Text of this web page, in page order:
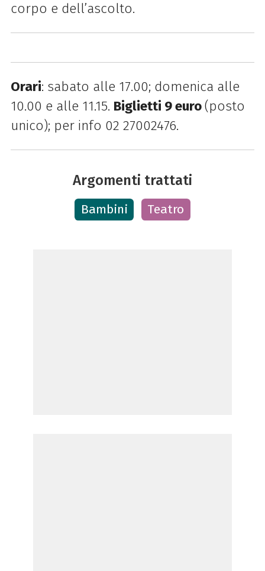
corpo e dell’ascolto.
Orari: sabato alle 17.00; domenica alle
10.00 e alle 11.15. Biglietti 9 euro(posto
unico); per info 02 27002476.
Argomenti trattati
Bambini Teatro